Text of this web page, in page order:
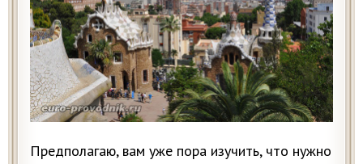
Предполагаю, вам уже пора изучить, что нужно